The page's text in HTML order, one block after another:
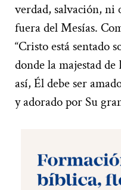
verdad, salvación, ni
fuera del Mesías.
“Cristo está sentado
donde la majestad
así, Él debe ser
y adorado por Su